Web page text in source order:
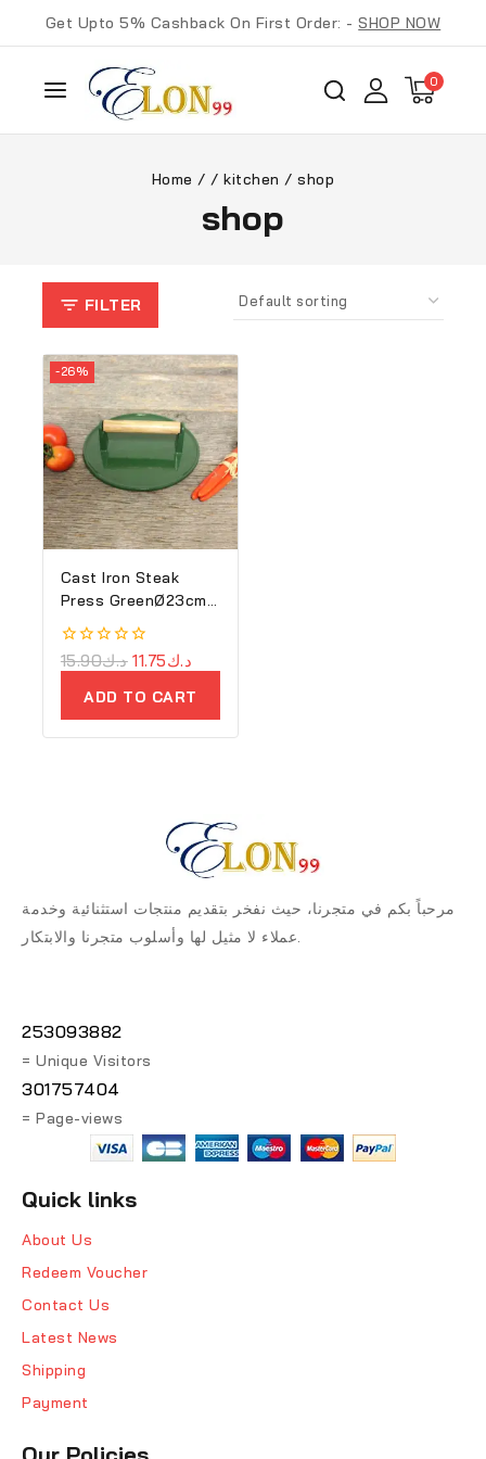
Get Upto 5% Cashback On First Order: -SHOP NOW
0
Home / / kitchen / shop
shop
FILTER
-26%
Cast Iron Steak
Press GreenØ23cm
– Ron
0
out
د.ك15.90 د.ك11.75
ADD TO CART
مرحباً بكم في متجرنا، حيث نفخر بتقديم منتجات استثنائية وخدمة
عملاء لا مثيل لها وأسلوب متجرنا والابتكار.
253093882
= Unique Visitors
301757404
= Page-views
Quick links
About Us
Redeem Voucher
Contact Us
Latest News
Shipping
Payment